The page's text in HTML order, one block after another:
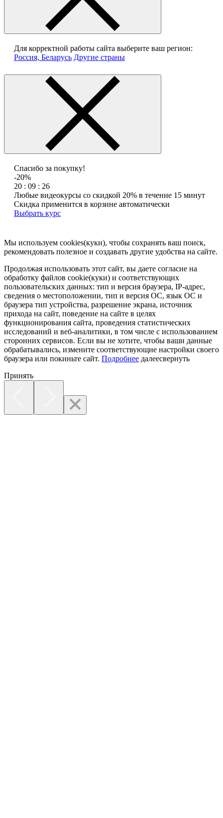
Для корректной работы сайта выберите ваш регион:
Россия, Беларусь Другие страны
Спасибо за покупку!
-20%
20 : 09 : 26
Любые видеокурсы со скидкой 20% в течение 15 минут
Скидка применится в корзине автоматически
Выбрать курс
Мы используем cookies(куки), чтобы сохранять ваш поиск,
рекомендовать полезное и создавать другие удобства на сайте.
Продолжая использовать этот сайт, вы даете согласие на
обработку файлов cookie(куки) и соответствующих
пользовательских данных: тип и версия браузера, IP-адрес,
сведения о местоположении, тип и версия ОС, язык ОС и
браузера тип устройства, разрешение экрана, источник
прихода на сайт, поведение на сайте в целях
функционирования сайта, проведения статистических
исследований и веб-аналитики, в том числе с использованием
сторонних сервисов. Если вы не хотите, чтобы ваши данные
обрабатывались, измените соответствующие настройки своего
браузера или покиньте сайт. Подробнее далеесвернуть
Принять